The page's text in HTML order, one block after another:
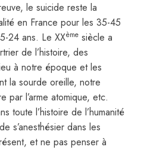
le suicide reste la
en France pour les 35-45
24 ans. Le XXème siècle a
de l’histoire, des
à notre époque et les
la sourde oreille, notre
par l’arme atomique, etc.
toute l’histoire de l’humanité
s’anesthésier dans les
et ne pas penser à